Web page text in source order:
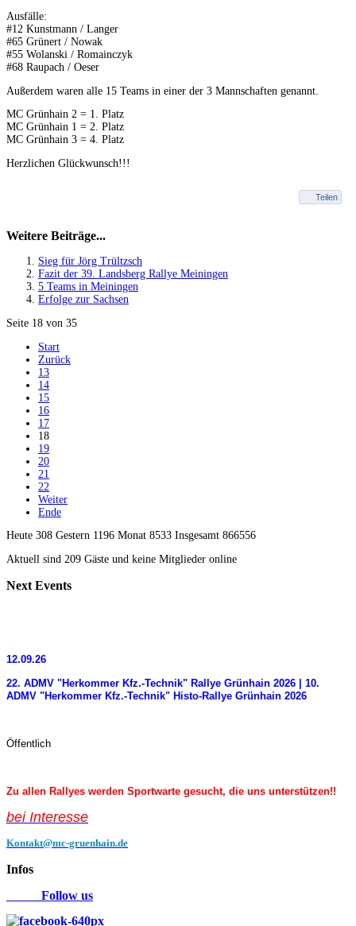
Ausfälle:
#12 Kunstmann / Langer
#65 Grünert / Nowak
#55 Wolanski / Romainczyk
#68 Raupach / Oeser
Außerdem waren alle 15 Teams in einer der 3 Mannschaften genannt.
MC Grünhain 2 = 1. Platz
MC Grünhain 1 = 2. Platz
MC Grünhain 3 = 4. Platz
Herzlichen Glückwunsch!!!
Teilen
Weitere Beiträge...
Sieg für Jörg Trültzsch
Fazit der 39. Landsberg Rallye Meiningen
5 Teams in Meiningen
Erfolge zur Sachsen
Seite 18 von 35
Start
Zurück
13
14
15
16
17
18
19
20
21
22
Weiter
Ende
Heute 308 Gestern 1196 Monat 8533 Insgesamt 866556
Aktuell sind 209 Gäste und keine Mitglieder online
Next Events
12.09.26
22. ADMV "Herkommer Kfz.-Technik" Rallye Grünhain 2026 | 10.
ADMV "Herkommer Kfz.-Technik" Histo-Rallye Grünhain 2026
Öffentlich
Zu allen Rallyes werden Sportwarte gesucht, die uns unterstützen!!
bei Interesse
Kontakt@mc-gruenhain.de
Infos
Follow us